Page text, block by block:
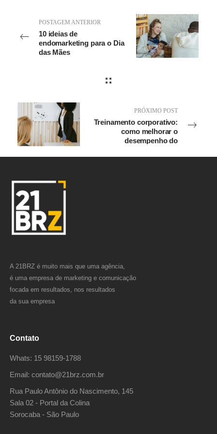
POSTAGEM ANTERIOR
10 ideias de
endomarketing para o Dia
das Mães
PRÓXIMO POST
Treinamento corporativo:
como melhorar o
desempenho do
A 21BRZ é muito mais que uma agência,
é uma empresa de marketing e comunicação
focada em resultados, nos resultados
da sua empresa
Contato
Whats: 15 98159-1788
Email: contato@21brz.com.br
Rua Paulo Antônio do Nascimento, 145
Sala 02 - Portal da Colina
Sorocaba - São Paulo